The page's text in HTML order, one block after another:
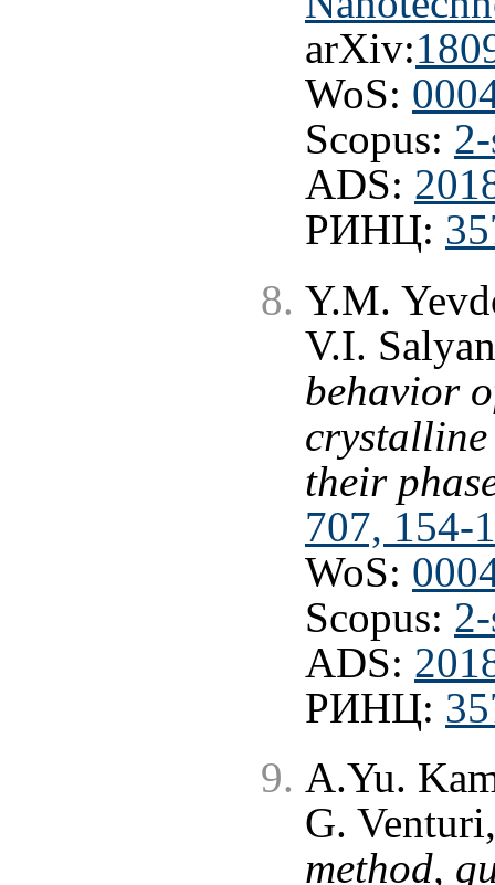
arXiv:
WoS:
Scopus:
ADS:
РИНЦ:
Y.M.
V.I.
behavior
their
707, 154-
WoS:
Scopus:
ADS:
РИНЦ:
A.Yu.
G.
method,